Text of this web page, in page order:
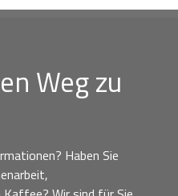
Weg zu
Haben Sie